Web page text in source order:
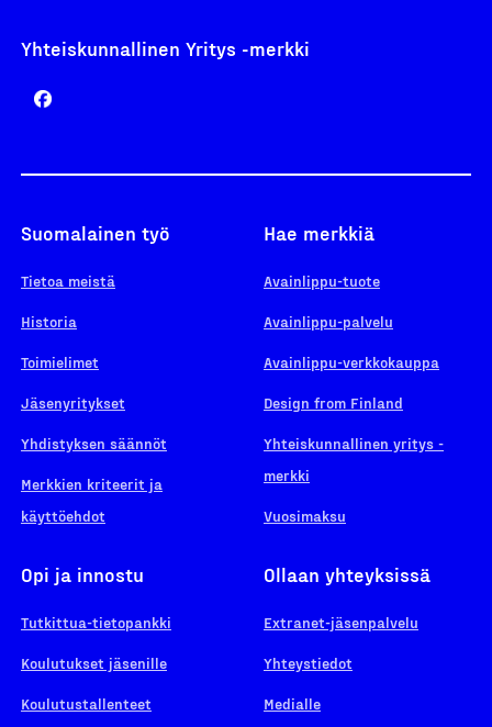
Yhteiskunnallinen Yritys -merkki
Suomalainen työ
Tietoa meistä
Historia
Toimielimet
Jäsenyritykset
Yhdistyksen säännöt
Merkkien kriteerit ja
käyttöehdot
Hae merkkiä
Avainlippu-tuote
Avainlippu-palvelu
Avainlippu-verkkokauppa
Design from Finland
Yhteiskunnallinen yritys -
merkki
Vuosimaksu
Opi ja innostu
Tutkittua-tietopankki
Koulutukset jäsenille
Koulutustallenteet
Ollaan yhteyksissä
Extranet-jäsenpalvelu
Yhteystiedot
Medialle